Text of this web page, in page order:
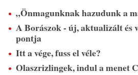
„Önmagunknak hazudunk a
A Borászok - új, aktualizált és
pontja
Itt a vége, fuss el véle?
Olaszrizlingek, indul a menet